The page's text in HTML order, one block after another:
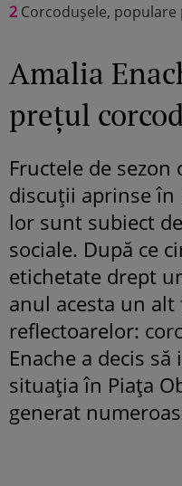
2 Corcodușele, populare
Amalia
prețul
Fructele de
discuții aprinse
lor sunt subiect
sociale. După ce
etichetate drept
anul acesta un
reflectoarelor:
Enache a decis
situația în Piața
generat